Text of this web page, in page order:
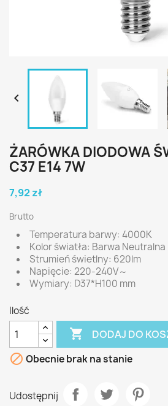

ŻARÓWKA DIODOWA
C37 E14 7W
7,92 zł
Brutto
Temperatura barwy: 4000K
Kolor światła: Barwa Neutralna
Strumień świetlny: 620lm
Napięcie: 220-240V～
Wymiary: D37*H100 mm
Ilość
 DODAJ DO
 Obecnie brak na stanie
Udostępnij